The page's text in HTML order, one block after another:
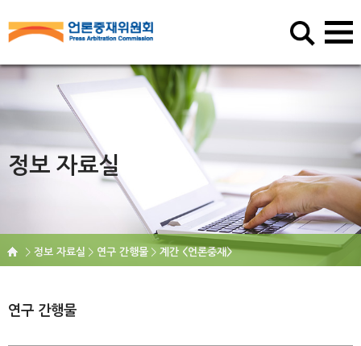
정보 자료실
정보 자료실 연구 간행물 계간 <언론중재>
연구 간행물